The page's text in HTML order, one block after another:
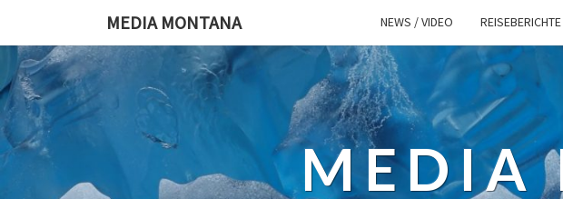
MEDIA MONTANA NEWS / VIDEO
MEDIA